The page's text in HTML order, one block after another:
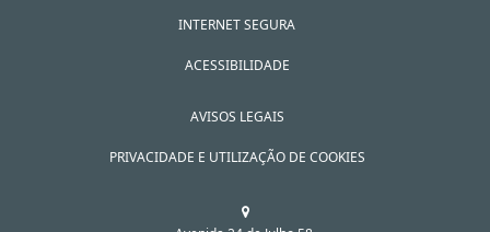
INTERNET SEGURA
ACESSIBILIDADE
AVISOS LEGAIS
PRIVACIDADE E UTILIZAÇÃO DE COOKIES